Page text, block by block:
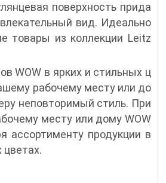
поверхность прида
вид. Идеально
товары из коллекции Leitz
WOW в ярких и стильных ц
рабочему месту или до
неповторимый стиль. При
месту или дому WOW
ассортименту продукции в
цветах.